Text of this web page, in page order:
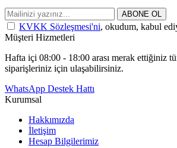
ABONE OL
KVKK Sözleşmesi'ni, okudum, kabul
Müşteri Hizmetleri
Hafta içi 08:00 - 18:00 arası merak ettiğiniz
siparişleriniz için ulaşabilirsiniz.
WhatsApp Destek Hattı
Kurumsal
Hakkımızda
İletişim
Hesap Bilgilerimiz